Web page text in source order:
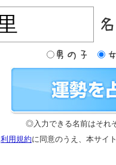
◎入力できる名前はそれ
利用規約に同意のうえ、本サイ